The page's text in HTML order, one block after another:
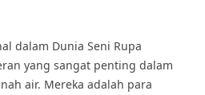
dalam Dunia Seni Rupa
yang sangat penting dalam
air. Mereka adalah para